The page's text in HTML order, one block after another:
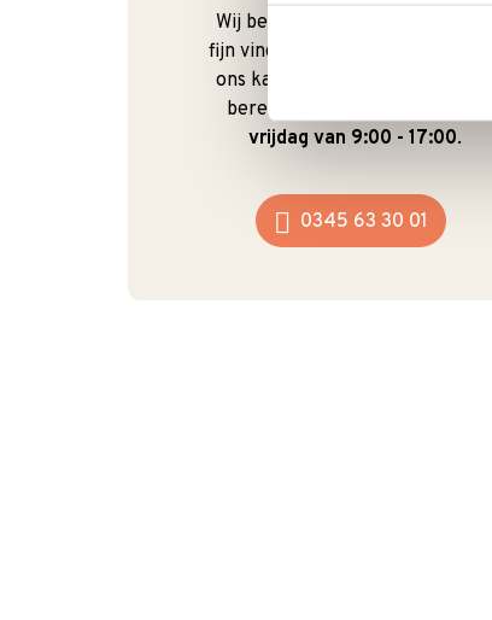
Wij begrijpen dat je als klant het
fijn vindt om te kunnen bellen. Bij
ons kan dat ook gewoon. We zijn
bereikbaar van
vrijdag van 9:00 - 17:00.
0345 63 30 01